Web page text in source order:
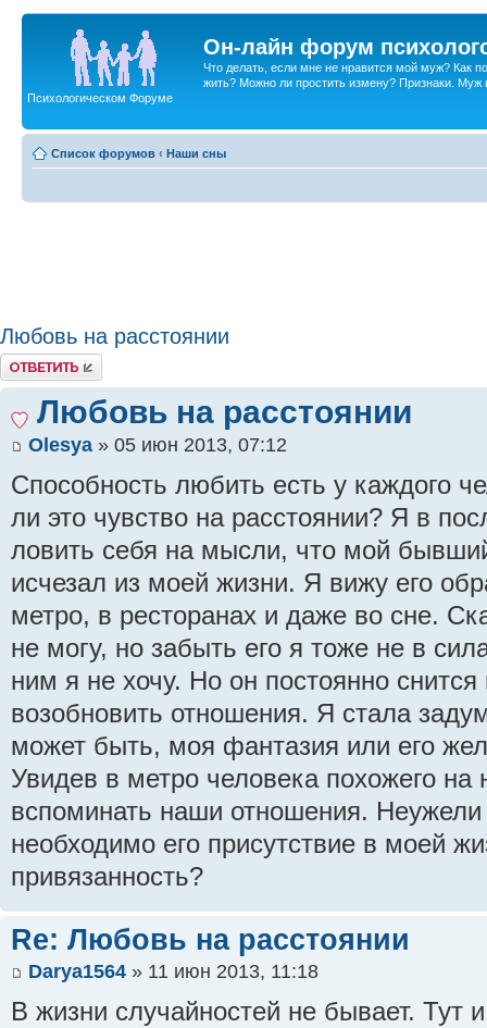
Он-лайн форум
Что делать, если мне не нравится мой муж? Как
жить? Можно ли простить измену? Признаки. Муж
Психологическом Форуме
Список форумов ‹ Наши сны
Любовь на расстоянии
Ответить
Любовь на расстоянии
Olesya » 05 июн 2013, 07:12
Способность любить есть у каждого
ли это чувство на расстоянии? Я в
ловить себя на мысли, что мой
исчезал из моей жизни. Я вижу его
метро, в ресторанах и даже во сне.
не могу, но забыть его я тоже не в
ним я не хочу. Но он постоянно снится
возобновить отношения. Я стала
может быть, моя фантазия или его
Увидев в метро человека похожего на
вспоминать наши отношения. Неужели
необходимо его присутствие в моей
привязанность?
Re: Любовь на расстоянии
Darya1564 » 11 июн 2013, 11:18
В жизни случайностей не бывает. Тут